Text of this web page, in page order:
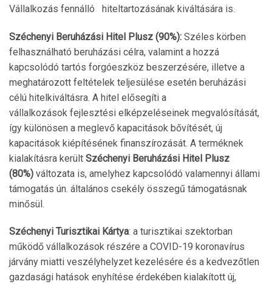
Vállalkozás fennálló hiteltartozásának kiváltására is.
Széchenyi Beruházási Hitel Plusz (90%): Széles körben
felhasználható beruházási célra, valamint a hozzá
kapcsolódó tartós forgóeszköz beszerzésére, illetve a
meghatározott feltételek teljesülése esetén beruházási
célú hitelkiváltásra. A hitel elősegíti a
vállalkozások fejlesztési elképzeléseinek megvalósítását,
így különösen a meglevő kapacitások bővítését, új
kapacitások kiépítésének finanszírozását. A terméknek
kialakításra került Széchenyi Beruházási Hitel Plusz
(80%) változata is, amelyhez kapcsolódó valamennyi állami
támogatás ún. általános csekély összegű támogatásnak
minősül.
Széchenyi Turisztikai Kártya: a turisztikai szektorban
működő vállalkozások részére a COVID-19 koronavírus
járvány miatti veszélyhelyzet kezelésére és a kedvezőtlen
gazdasági hatások enyhítése érdekében kialakított új,